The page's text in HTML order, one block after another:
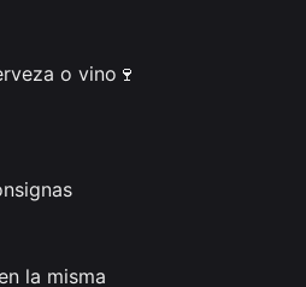
o vino🍷
la misma